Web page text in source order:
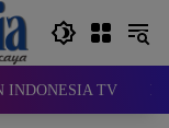
INDONESIA TV